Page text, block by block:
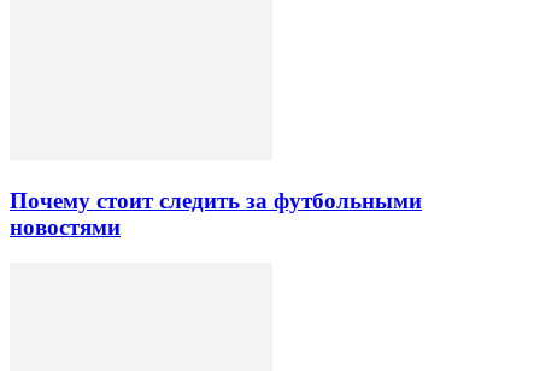
Почему стоит следить за футбольными
новостями